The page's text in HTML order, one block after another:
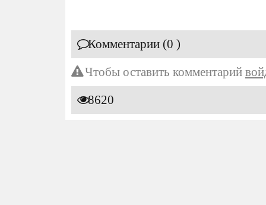
Комментарии (0 )
Чтобы оставить комментарий
8620